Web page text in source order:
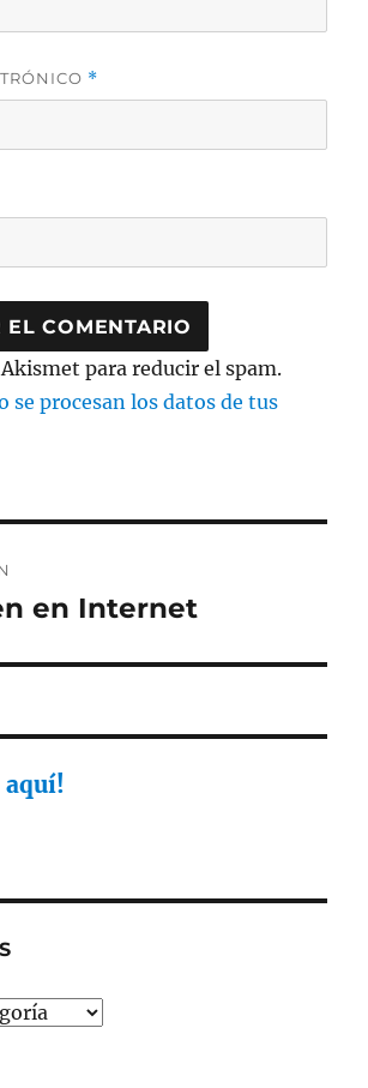
*
para reducir el spam.
se procesan los datos de tus
en Internet
aquí!